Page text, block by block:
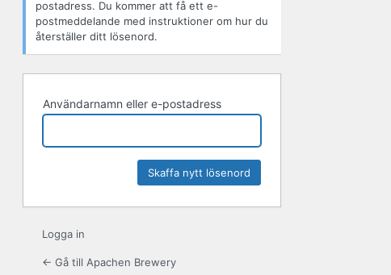
postadress. Du kommer att få ett e-
postmeddelande med instruktioner om hur du
återställer ditt lösenord.
Användarnamn eller e-postadress
Logga in
← Gå till Apachen Brewery